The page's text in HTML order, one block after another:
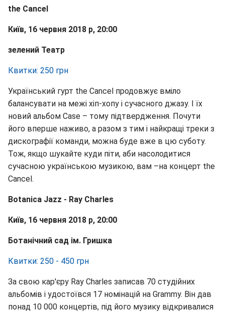
the Cancel
Київ, 16 червня 2018 р, 20:00
зелений Театр
Квитки: 250 грн
Український гурт the Cancel продовжує вміло
балансувати на межі хіп-хопу і сучасного джазу. І їх
новий альбом Case – тому підтвердження. Почути
його вперше наживо, а разом з тим і найкращі треки з
дискографії команди, можна буде вже в цю суботу.
Тож, якщо шукайте куди піти, аби насолодитися
сучасною українською музикою, вам –на концерт the
Cancel.
Botanica Jazz - Ray Charles
Київ, 16 червня 2018 р, 20:00
Ботанічний сад ім. Гришка
Квитки: 250 - 450 грн
За свою кар'єру Ray Charles записав 70 студійних
альбомів і удостоївся 17 номінацій на Grammy. Він дав
понад 10 000 концертів, під його музику відкривалися